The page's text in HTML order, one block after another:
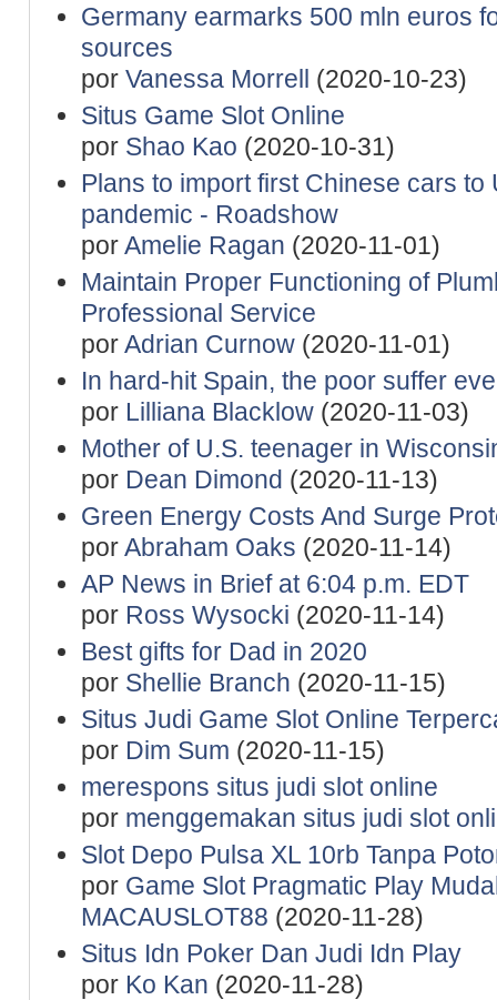
Germany earmarks 500 mln euros
sources
por Vanessa Morrell (2020-10-23)
Situs Game Slot Online
por Shao Kao (2020-10-31)
Plans to import first Chinese cars to
pandemic - Roadshow
porAmelie Ragan (2020-11-01)
Maintain Proper Functioning of
Professional Service
porAdrian Curnow(2020-11-01)
In hard-hit Spain, the poor suffer
por Lilliana Blacklow(2020-11-03)
Mother of U.S. teenager in
por Dean Dimond (2020-11-13)
Green Energy Costs And Surge
porAbraham Oaks (2020-11-14)
AP News in Brief at 6:04 p.m. EDT
por Ross Wysocki (2020-11-14)
Best gifts for Dad in 2020
por Shellie Branch (2020-11-15)
Situs Judi Game Slot Online
por Dim Sum (2020-11-15)
merespons situs judi slot online
por menggemakan situs judi slot
Slot Depo Pulsa XL 10rb Tanpa
por Game Slot Pragmatic Play
MACAUSLOT88 (2020-11-28)
Situs Idn Poker Dan Judi Idn Play
por Ko Kan (2020-11-28)